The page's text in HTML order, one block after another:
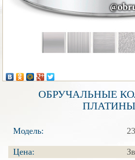
ОБРУЧАЛЬНЫЕ
ПЛАТИНЫ
Модель:
Цена: